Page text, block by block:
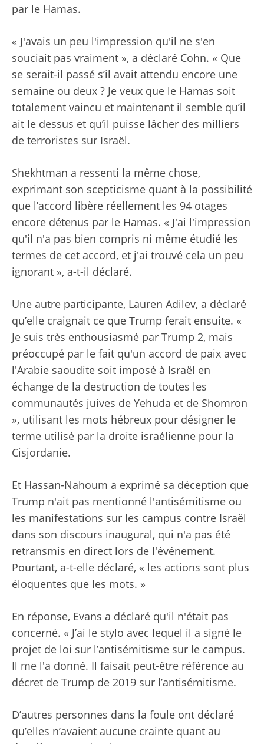
par le Hamas.
« J'avais un peu l'impression qu'il ne s'en
souciait pas vraiment », a déclaré Cohn. « Que
se serait-il passé s’il avait attendu encore une
semaine ou deux ? Je veux que le Hamas soit
totalement vaincu et maintenant il semble qu’il
ait le dessus et qu’il puisse lâcher des milliers
de terroristes sur Israël.
Shekhtman a ressenti la même chose,
exprimant son scepticisme quant à la possibilité
que l’accord libère réellement les 94 otages
encore détenus par le Hamas. « J'ai l'impression
qu'il n'a pas bien compris ni même étudié les
termes de cet accord, et j'ai trouvé cela un peu
ignorant », a-t-il déclaré.
Une autre participante, Lauren Adilev, a déclaré
qu’elle craignait ce que Trump ferait ensuite. «
Je suis très enthousiasmé par Trump 2, mais
préoccupé par le fait qu'un accord de paix avec
l'Arabie saoudite soit imposé à Israël en
échange de la destruction de toutes les
communautés juives de Yehuda et de Shomron
», utilisant les mots hébreux pour désigner le
terme utilisé par la droite israélienne pour la
Cisjordanie.
Et Hassan-Nahoum a exprimé sa déception que
Trump n'ait pas mentionné l'antisémitisme ou
les manifestations sur les campus contre Israël
dans son discours inaugural, qui n'a pas été
retransmis en direct lors de l'événement.
Pourtant, a-t-elle déclaré, « les actions sont plus
éloquentes que les mots. »
En réponse, Evans a déclaré qu'il n'était pas
concerné. « J’ai le stylo avec lequel il a signé le
projet de loi sur l’antisémitisme sur le campus.
Il me l'a donné. Il faisait peut-être référence au
décret de Trump de 2019 sur l’antisémitisme.
D’autres personnes dans la foule ont déclaré
qu’elles n’avaient aucune crainte quant au